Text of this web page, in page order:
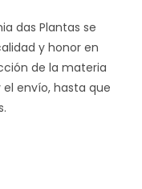
das Plantas se
y honor en
de la materia
envío, hasta que